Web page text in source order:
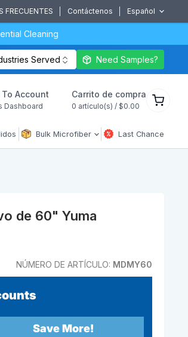
FRECUENTES Contáctenos Español
Cleaning
Served Need Samples?
Account
Dashboard
Carrito de compra
0 artículo(s) / $0.00
Ver
carrito
compra
Bulk Microfiber Last Chance
de 60" Yuma
NÚMERO DE ARTÍCULO: MDMY60
Save More!